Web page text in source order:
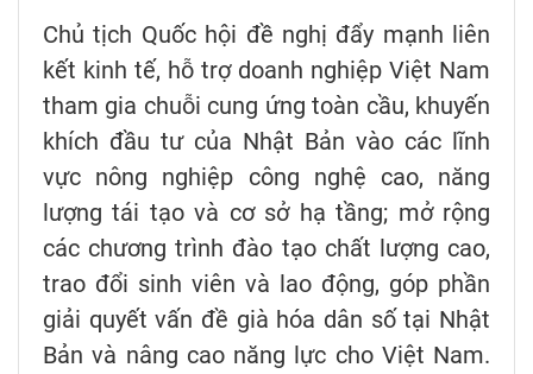
Chủ tịch Quốc hội đề nghị đẩy mạnh liên
kết kinh tế, hỗ trợ doanh nghiệp Việt Nam
tham gia chuỗi cung ứng toàn cầu, khuyến
khích đầu tư của Nhật Bản vào các lĩnh
vực nông nghiệp công nghệ cao, năng
lượng tái tạo và cơ sở hạ tầng; mở rộng
các chương trình đào tạo chất lượng cao,
trao đổi sinh viên và lao động, góp phần
giải quyết vấn đề già hóa dân số tại Nhật
Bản và nâng cao năng lực cho Việt Nam.